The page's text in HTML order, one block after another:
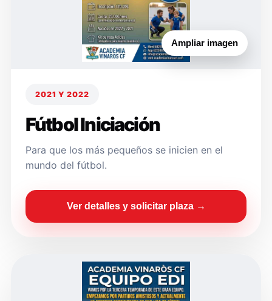
Ampliar imagen
2021 Y 2022
Fútbol Iniciación
Para que los más pequeños se inicien en el
mundo del fútbol.
Ver detalles y solicitar plaza →